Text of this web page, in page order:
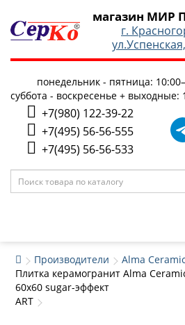
магазин МИР
г.
понедельник - пятница:
суббота - воскресенье + выходные:
+7(980) 122-39-22
+7(495) 56-56-555
+7(495) 56-56-533
Производители Alma
Плитка керамогранит Alma
60x60 sugar-эффект
ART